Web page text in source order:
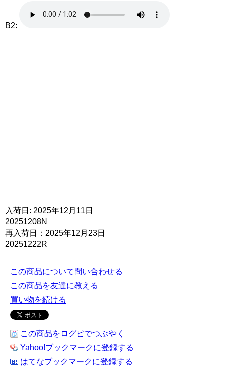
B2:
入荷日: 2025年12月11日
20251208N
再入荷日：2025年12月23日
20251222R
この商品について問い合わせる
この商品を友達に教える
買い物を続ける
この商品をログピでつぶやく
Yahoo!ブックマークに登録する
はてなブックマークに登録する